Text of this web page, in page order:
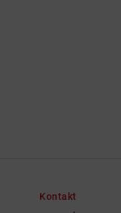
Kontakt